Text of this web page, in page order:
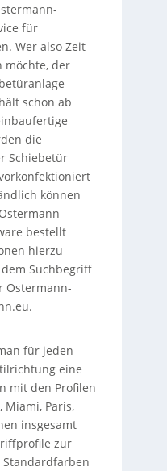
für
Wer also Zeit
möchte, der
schon ab
die
Schiebetür
können
bestellt
hierzu
Suchbegriff
Ostermann-
für jeden
eine
mit den Profilen
Miami, Paris,
insgesamt
zur